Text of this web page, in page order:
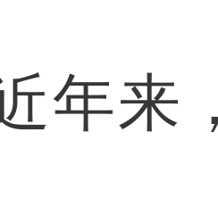
来，